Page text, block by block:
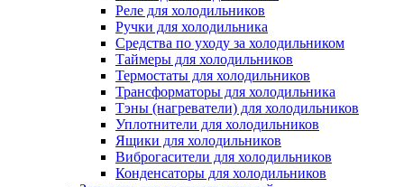
Реле для холодильников
Ручки для холодильника
Средства по уходу за холодильником
Таймеры для холодильников
Термостаты для холодильников
Трансформаторы для холодильника
Тэны (нагреватели) для холодильников
Уплотнители для холодильников
Ящики для холодильников
Виброгасители для холодильников
Конденсаторы для холодильников